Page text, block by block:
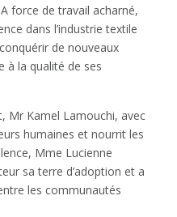
force de travail acharné,
dans l’industrie textile
de nouveaux
à la qualité de ses
Mr Kamel Lamouchi, avec
humaines et nourrit les
Mme Lucienne
sa terre d’adoption et a
les communautés